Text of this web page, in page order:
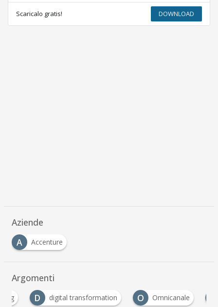
Scaricalo gratis! DOWNLOAD
Aziende
A
Accenture
Argomenti
D
digital transformation O Omnicanale P